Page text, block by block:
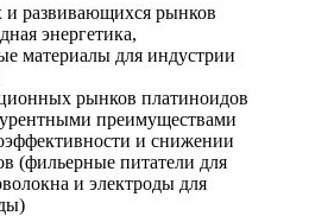
развивающихся рынков
энергетика,
материалы для индустрии
рынков платиноидов
преимуществами
и снижении
(фильерные питатели для
и электроды для